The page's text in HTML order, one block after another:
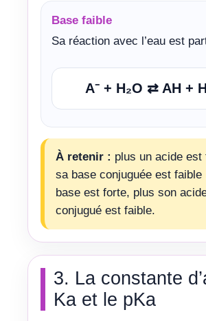
Base faible
Sa réaction avec l’eau est
A⁻ + H₂O ⇄ AH +
À retenir : plus un acide est
sa base conjuguée est faible
base est forte, plus son
conjugué est faible.
3. La constante
Ka et le pKa